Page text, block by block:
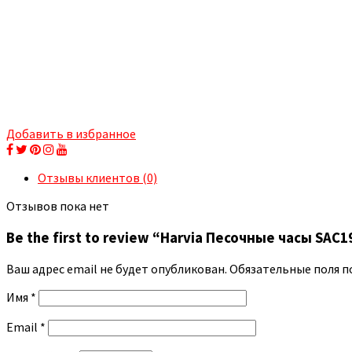
Добавить в избранное
Отзывы клиентов (0)
Отзывов пока нет
Be the first to review “Harvia Песочные часы
Ваш адрес email не будет опубликован. Обязательные поля
Имя *
Email *